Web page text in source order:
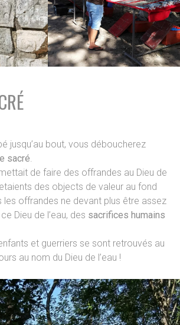
jusqu’au bout, vous déboucherez
sacré.
de faire des offrandes au Dieu de
des objects de valeur au fond
les offrandes ne devant plus être assez
Dieu de l’eau, des sacrifices humains
et guerriers se sont retrouvés au
au nom du Dieu de l’eau !